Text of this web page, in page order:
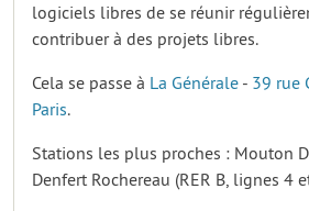
logiciels libres de se réunir
contribuer à des projets libres.
Cela se passe à La Générale - 39 rue
Paris.
Stations les plus proches : Mouton
Denfert Rochereau (RER B, lignes 4